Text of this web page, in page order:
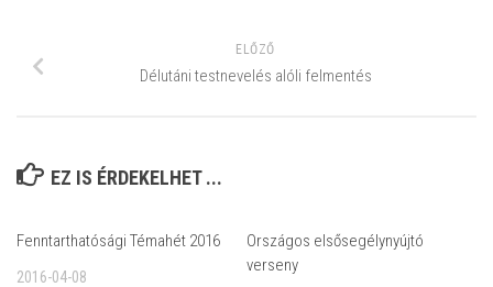
ELŐZŐ
Délutáni testnevelés alóli felmentés
EZ IS ÉRDEKELHET ...
Fenntarthatósági Témahét 2016
2016-04-08
Országos elsősegélynyújtó
verseny